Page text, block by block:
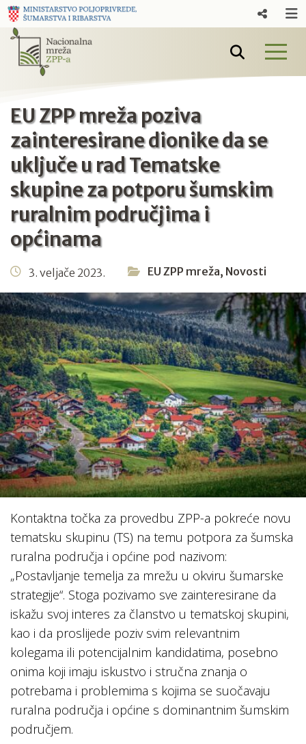
EU ZPP mreža poziva
zainteresirane dionike da se
uključe u rad Tematske
skupine za potporu šumskim
ruralnim područjima i
općinama
3. veljače 2023. EU ZPP mreža, Novosti
Kontaktna točka za provedbu ZPP-a pokreće novu
tematsku skupinu (TS) na temu potpora za šumska
ruralna područja i općine pod nazivom:
„Postavljanje temelja za mrežu u okviru šumarske
strategije“. Stoga pozivamo sve zainteresirane da
iskažu svoj interes za članstvo u tematskoj skupini,
kao i da proslijede poziv svim relevantnim
kolegama ili potencijalnim kandidatima, posebno
onima koji imaju iskustvo i stručna znanja o
potrebama i problemima s kojima se suočavaju
ruralna područja i općine s dominantnim šumskim
područjem.